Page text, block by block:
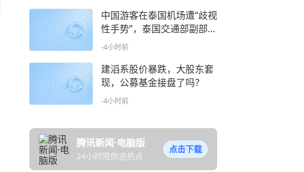
中国游客在泰国机场遭“歧视
性手势”，泰国交通部副部长
公开表态
-4小时前
建滔系股价暴跌，大股东套
现，公募基金接盘了吗？
-4小时前
腾讯新闻·电脑版
24小时陪你追热点
点击下载